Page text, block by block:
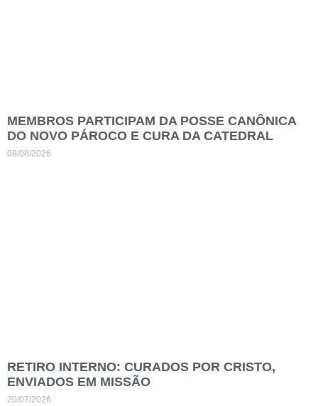
MEMBROS PARTICIPAM DA POSSE CANÔNICA
DO NOVO PÁROCO E CURA DA CATEDRAL
08/08/2026
RETIRO INTERNO: CURADOS POR CRISTO,
ENVIADOS EM MISSÃO
20/07/2026